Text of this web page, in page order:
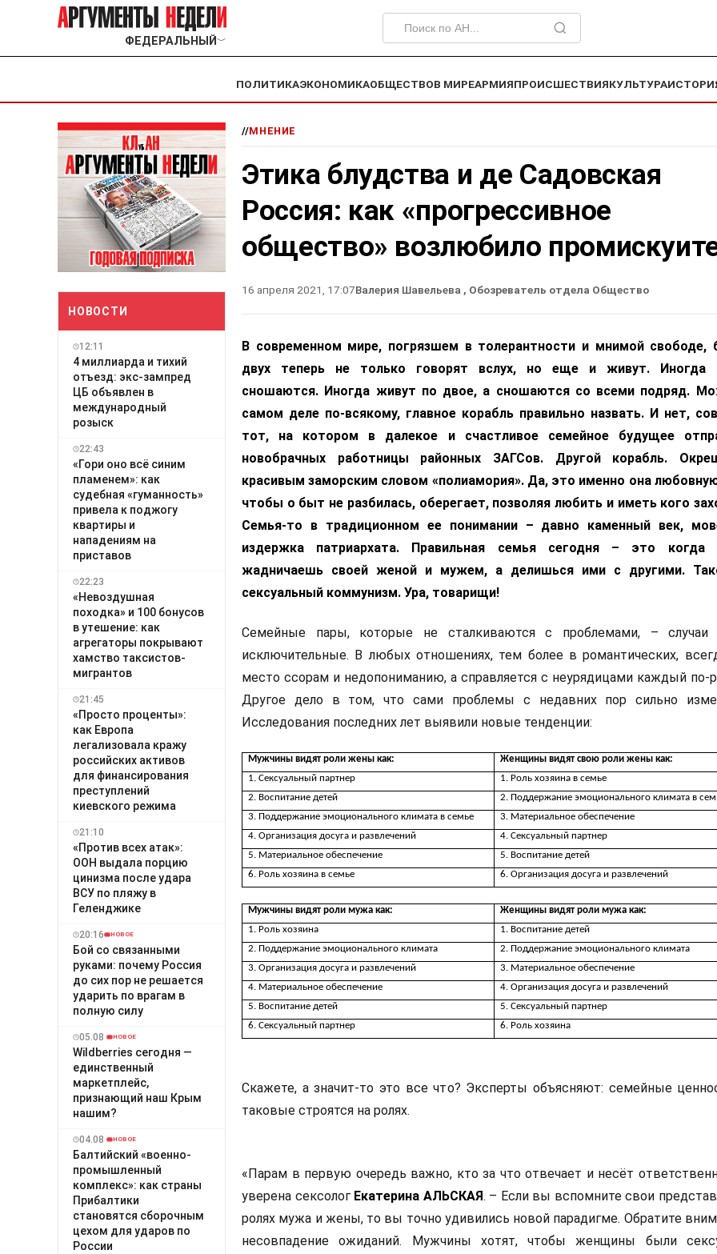
ФЕДЕРАЛЬНЫЙ ﹀
ПОЛИТИКАЭКОНОМИКАОБЩЕСТВОВ МИРЕАРМИЯПРОИСШЕСТВИЯКУЛЬТУРА
НОВОСТИ
12:11
4 миллиарда и тихий
отъезд: экс-зампред
ЦБ объявлен в
международный
розыск
22:43
«Гори оно всё синим
пламенем»: как
судебная «гуманность»
привела к поджогу
квартиры и
нападениям на
приставов
22:23
«Невоздушная
походка» и 100 бонусов
в утешение: как
агрегаторы покрывают
хамство таксистов-
мигрантов
21:45
«Просто проценты»:
как Европа
легализовала кражу
российских активов
для финансирования
преступлений
киевского режима
21:10
«Против всех атак»:
ООН выдала порцию
цинизма после удара
ВСУ по пляжу в
Геленджике
20:16 НОВОЕ
Бой со связанными
руками: почему Россия
до сих пор не решается
ударить по врагам в
полную силу
05.08 НОВОЕ
Wildberries сегодня —
единственный
маркетплейс,
признающий наш Крым
нашим?
04.08 НОВОЕ
Балтийский «военно-
промышленный
комплекс»: как страны
Прибалтики
становятся сборочным
цехом для ударов по
России
//МНЕНИЕ
Этика блудства и де Садовская
Россия: как «прогрессивное
общество» возлюбило
16 апреля 2021, 17:07Валерия Шавельева , Обозреватель отдела Общество
В современном мире, погрязшем в толерантности и мнимой свободе,
двух теперь не только говорят вслух, но еще и живут. Иногда
сношаются. Иногда живут по двое, а сношаются со всеми подряд.
самом деле по-всякому, главное корабль правильно назвать. И нет,
тот, на котором в далекое и счастливое семейное будущее
новобрачных работницы районных ЗАГСов. Другой корабль.
красивым заморским словом «полиамория». Да, это именно она
чтобы о быт не разбилась, оберегает, позволяя любить и иметь кого
Семья-то в традиционном ее понимании – давно каменный век,
издержка патриархата. Правильная семья сегодня – это
жадничаешь своей женой и мужем, а делишься ими с другими.
сексуальный коммунизм. Ура, товарищи!
Семейные пары, которые не сталкиваются с проблемами, – случаи
исключительные. В любых отношениях, тем более в романтических,
место ссорам и недопониманию, а справляется с неурядицами каждый по-
Другое дело в том, что сами проблемы с недавних пор сильно
Исследования последних лет выявили новые тенденции:
Мужчины видят роли жены как:
Женщины видят свою роли жены как:
1. Сексуальный партнер
1. Роль хозяина в семье
2. Воспитание детей
2. Поддержание эмоционального климата в
3. Поддержание эмоционального климата в семье
3. Материальное обеспечение
4. Организация досуга и развлечений
4. Сексуальный партнер
5. Материальное обеспечение
5. Воспитание детей
6. Роль хозяина в семье
6. Организация досуга и развлечений
Мужчины видят роли мужа как:
Женщины видят роли мужа как:
1. Роль хозяина
1. Воспитание детей
2. Поддержание эмоционального климата
2. Поддержание эмоционального климата
3. Организация досуга и развлечений
3. Материальное обеспечение
4. Материальное обеспечение
4. Организация досуга и развлечений
5. Воспитание детей
5. Сексуальный партнер
6. Сексуальный партнер
6. Роль хозяина
Скажете, а значит-то это все что? Эксперты объясняют: семейные
таковые строятся на ролях.
«Парам в первую очередь важно, кто за что отвечает и несёт
уверена сексолог Екатерина АЛЬСКАЯ. – Если вы вспомните свои
ролях мужа и жены, то вы точно удивились новой парадигме. Обратите
несовпадение ожиданий. Мужчины хотят, чтобы женщины были